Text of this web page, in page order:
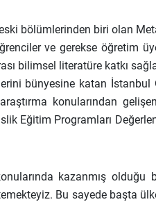
bölümlerinden biri olan
ve gerekse öğretim
bilimsel literatüre katkı
bünyesine katan İstanbul
konularından
Eğitim Programları
kazanmış
Bu sayede başta